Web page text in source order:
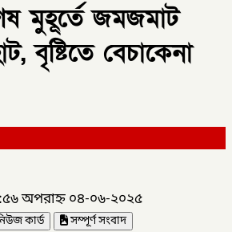
মুহূর্তে জমজমাট
বৃষ্টিতে বেচাকেনা
অপরাহ্ন ০৪-০৬-২০২৫
কার্ড
সম্পূর্ণ সংবাদ